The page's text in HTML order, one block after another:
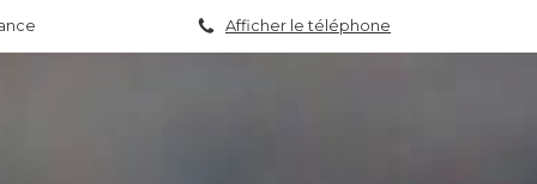
Afficher le téléphone